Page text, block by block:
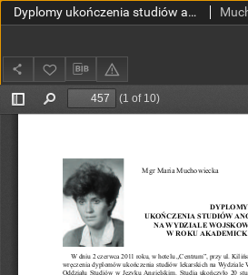
Dyplomy ukończenia studiów anglojęzycznych na Wydziale Wojskowo-Lekarskim w roku akademickim 2010/2011